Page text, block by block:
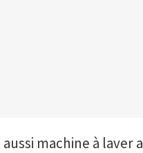
machine à laver a